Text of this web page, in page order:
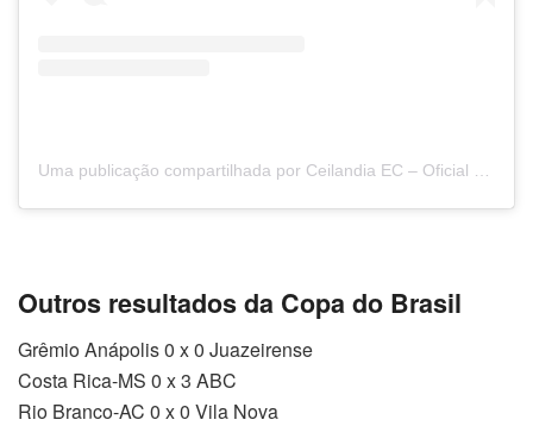
Outros resultados da Copa do Brasil
Grêmio Anápolis 0 x 0 Juazeirense
Costa Rica-MS 0 x 3 ABC
Rio Branco-AC 0 x 0 Vila Nova